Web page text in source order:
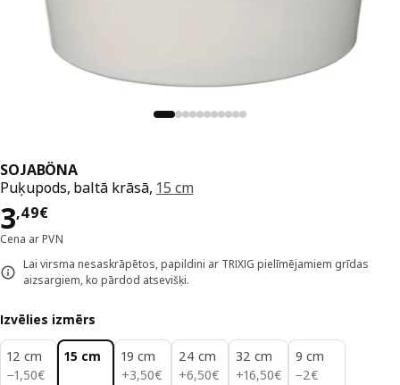
SOJABÖNA
Puķupods, baltā krāsā, 15 cm
3,49€
Cena 3,49€
Cena ar PVN
Lai virsma nesaskrāpētos, papildini ar TRIXIG pielīmējamiem grīdas
aizsargiem, ko pārdod atsevišķi.
Izvēlies izmērs
12 cm
−1,50€
1,50€
15 cm
19 cm
+3,50€
3,50€
24 cm
+6,50€
6,50€
32 cm
+16,50€
16,50€
9 cm
−2€
2€